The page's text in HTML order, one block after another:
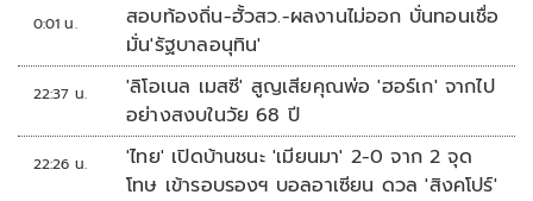
0:01 น.
สอบท้องถิ่น-ฮั้วสว.-ผลงานไม่ออก บั่นทอนเชื่อ
มั่น'รัฐบาลอนุทิน'
22:37 น.
'ลิโอเนล เมสซี' สูญเสียคุณพ่อ 'ฮอร์เก' จากไป
อย่างสงบในวัย 68 ปี
22:26 น.
'ไทย' เปิดบ้านชนะ 'เมียนมา' 2-0 จาก 2 จุด
โทษ เข้ารอบรองฯ บอลอาเซียน ดวล 'สิงคโปร์'